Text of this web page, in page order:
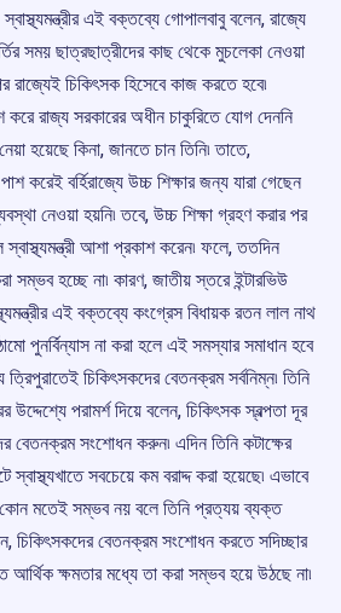
এই বক্তব্যে গোপালবাবু বলেন, রাজ্যে
সময় ছাত্রছাত্রীদের কাছ থেকে মুচলেকা নেওয়া
রাজ্যেই চিকিৎসক হিসেবে কাজ করতে হবে৷
করে রাজ্য সরকারের অধীন চাকুরিতে যোগ দেননি
হয়েছে কিনা, জানতে চান তিনি৷ তাতে,
করেই বর্হিরাজ্যে উচ্চ শিক্ষার জন্য যারা গেছেন
নেওয়া হয়নি৷ তবে, উচ্চ শিক্ষা গ্রহণ করার পর
আশা প্রকাশ করেন৷ ফলে, ততদিন
সম্ভব হচ্ছে না৷ কারণ, জাতীয় স্তরে ইন্টারভিউ
এই বক্তব্যে কংগ্রেস বিধায়ক রতন লাল নাথ
পুনর্বিন্যাস না করা হলে এই সমস্যার সমাধান হবে
ত্রিপুরাতেই চিকিৎসকদের বেতনক্রম সর্বনিম্ন৷ তিনি
উদ্দেশ্যে পরামর্শ দিয়ে বলেন, চিকিৎসক স্বল্পতা দূর
বেতনক্রম সংশোধন করুন৷ এদিন তিনি কটাক্ষের
সবচেয়ে কম বরাদ্দ করা হয়েছে৷ এভাবে
কোন মতেই সম্ভব নয় বলে তিনি প্রত্যয় ব্যক্ত
চিকিৎসকদের বেতনক্রম সংশোধন করতে সদিচ্ছার
ক্ষমতার মধ্যে তা করা সম্ভব হয়ে উঠছে না৷